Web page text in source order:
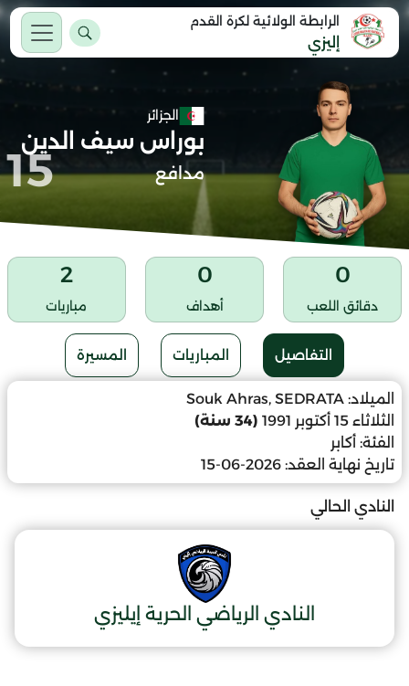
الرابطة الولائية لكرة القدم
إليزي
الجزائر
بوراس سيف الدين
مدافع 15
0
دقائق اللعب
0
أهداف
2
مباريات
التفاصيل المباريات المسيرة
الميلاد: Souk Ahras, SEDRATA
الثلاثاء 15 أكتوبر 1991
(34 سنة)
الفئة: أكابر
تاريخ نهاية العقد: 2026-06-15
النادي الحالي
النادي الرياضي الحرية إيليزي